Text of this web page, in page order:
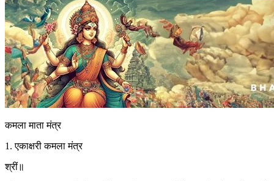
कमला माता मंत्र
1. एकाक्षरी कमला मंत्र
श्रीं॥